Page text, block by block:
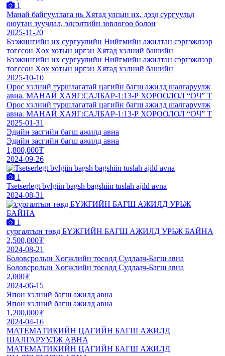
1
Манай байгууллага нь Хятад улсын их, дээд сургуульд
оюутан зуучлал, элсэлтийн зөвлөгөө болон
2025-11-20
Бээжингийн их сургуулийн Нийгмийн ажилтан сэргэжлээр
төгссөн Хөх хотын иргэн Хятад хэлний башийн
Бээжингийн их сургуулийн Нийгмийн ажилтан сэргэжлээр
төгссөн Хөх хотын иргэн Хятад хэлний башийн
2025-10-10
Орос хэлний туршлагатай цагийн багш ажилд шалгаруулж
авна. МАНАЙ ХАЯГ:САЛБАР-1:13-Р ХОРООЛОЛ “ОЧ” Т
Орос хэлний туршлагатай цагийн багш ажилд шалгаруулж
авна. МАНАЙ ХАЯГ:САЛБАР-1:13-Р ХОРООЛОЛ “ОЧ” Т
2025-01-31
Эдийн засгийн багш ажилд авна
Эдийн засгийн багш ажилд авна
1,800,000₮
2024-09-26
1
Tsetserlegt bvlgiin bagsh bagshiin tuslah ajild avna
2024-08-31
1
сургалтын төвд БҮЖГИЙН БАГШ АЖИЛД УРЬЖ БАЙНА
2,500,000₮
2024-08-21
Боловсролын Хөгжлийн төсөлд Судлаач-Багш авна
Боловсролын Хөгжлийн төсөлд Судлаач-Багш авна
2,000₮
2024-06-15
Япон хэлний багш ажилд авна
Япон хэлний багш ажилд авна
1,200,000₮
2024-04-16
МАТЕМАТИКИЙН ЦАГИЙН БАГШ АЖИЛД
ШАЛГАРУУЛЖ АВНА
МАТЕМАТИКИЙН ЦАГИЙН БАГШ АЖИЛД